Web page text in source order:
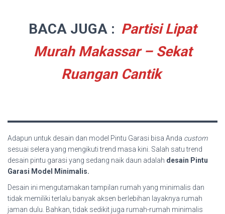
BACA JUGA : Partisi Lipat
Murah Makassar – Sekat
Ruangan Cantik
Adapun untuk desain dan model Pintu Garasi bisa Anda custom
sesuai selera yang mengikuti trend masa kini. Salah satu trend
desain pintu garasi yang sedang naik daun adalah desain Pintu
Garasi Model Minimalis.
Desain ini mengutamakan tampilan rumah yang minimalis dan
tidak memiliki terlalu banyak aksen berlebihan layaknya rumah
jaman dulu. Bahkan, tidak sedikit juga rumah-rumah minimalis